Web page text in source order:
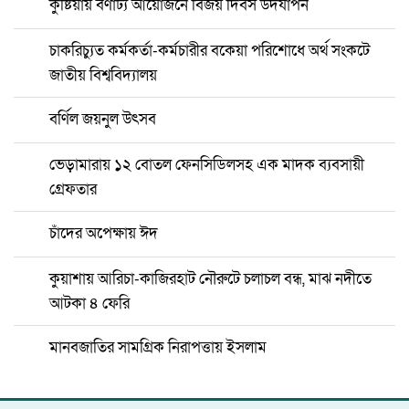
কুষ্টিয়ায় বর্ণাঢ্য আয়োজনে বিজয় দিবস উদযাপন
চাকরিচ্যুত কর্মকর্তা-কর্মচারীর বকেয়া পরিশোধে অর্থ সংকটে
জাতীয় বিশ্ববিদ্যালয়
বর্ণিল জয়নুল উৎসব
ভেড়ামারায় ১২ বোতল ফেনসিডিলসহ এক মাদক ব্যবসায়ী
গ্রেফতার
চাঁদের অপেক্ষায় ঈদ
কুয়াশায় আরিচা-কাজিরহাট নৌরুটে চলাচল বন্ধ, মাঝ নদীতে
আটকা ৪ ফেরি
মানবজাতির সামগ্রিক নিরাপত্তায় ইসলাম